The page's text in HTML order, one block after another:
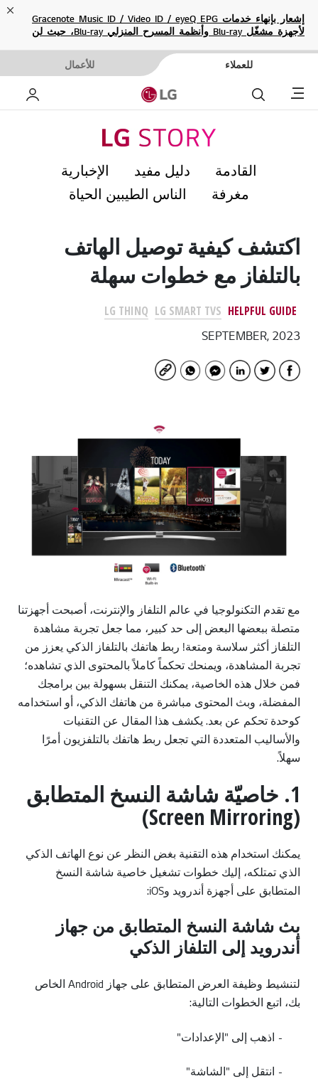
إشعار بإنهاء خدمات Gracenote Music ID / Video ID / eyeQ EPG
لأجهزة مشغّل Blu-ray وأنظمة المسرح المنزلي Blu-ray، حيث لن
للعملاء للأعمال
Menu
القادمة دليل مفيد
الإخبارية
مغرفة
الناس الطيبين الحياة
اكتشف كيفية توصيل الهاتف
بالتلفاز مع خطوات سهلة
HELPFUL GUIDE
LG SMART TVS
LG THINQ
SEPTEMBER, 2023
مع تقدم التكنولوجيا في عالم التلفاز والإنترنت، أصبحت أجهزتنا
متصلة ببعضها البعض إلى حد كبير، مما جعل تجربة مشاهدة
التلفاز أكثر سلاسة ومتعة! ربط هاتفك بالتلفاز الذكي يعزز من
تجربة المشاهدة، ويمنحك تحكماً كاملاً بالمحتوى الذي تشاهده؛
فمن خلال هذه الخاصية، يمكنك التنقل بسهولة بين برامجك
المفضلة، وبث المحتوى مباشرة من هاتفك الذكي، أو استخدامه
كوحدة تحكم عن بعد. يكشف هذا المقال عن التقنيات
والأساليب المتعددة التي تجعل ربط هاتفك بالتلفزيون أمرًا
سهلاً.
1. خاصيّة شاشة النسخ المتطابق
(Screen Mirroring)
يمكنك استخدام هذه التقنية بغض النظر عن نوع الهاتف الذكي
الذي تمتلكه، إليك خطوات تشغيل خاصية شاشة النسخ
المتطابق على أجهزة أندرويد وiOS:
بث شاشة النسخ المتطابق من جهاز
أندرويد إلى التلفاز الذكي
لتنشيط وظيفة العرض المتطابق على جهاز Android الخاص
بك، اتبع الخطوات التالية:
- اذهب إلى "الإعدادات"
- انتقل إلى "الشاشة"